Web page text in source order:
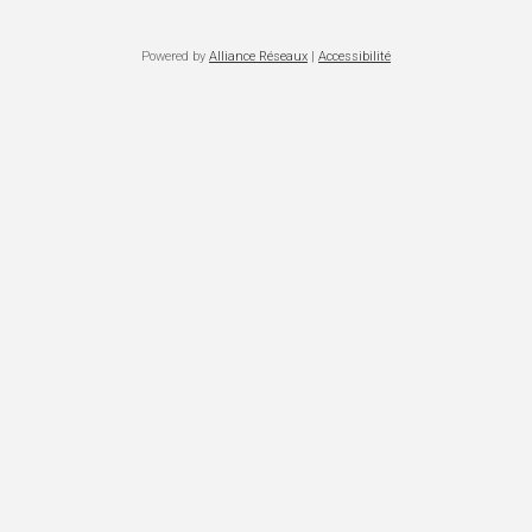
Powered by Alliance Réseaux | Accessibilité